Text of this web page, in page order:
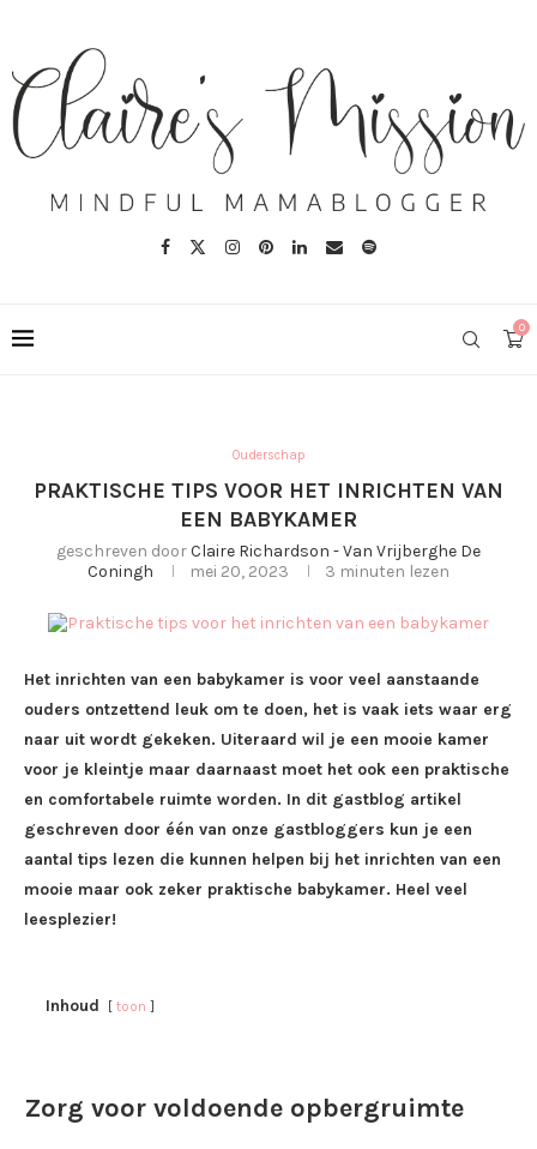
0
Ouderschap
PRAKTISCHE TIPS VOOR HET INRICHTEN VAN
EEN BABYKAMER
geschreven doorClaire Richardson - Van Vrijberghe De
Coningh
mei 20, 2023 3 minuten lezen
Het inrichten van een babykamer is voor veel aanstaande
ouders ontzettend leuk om te doen, het is vaak iets waar erg
naar uit wordt gekeken. Uiteraard wil je een mooie kamer
voor je kleintje maar daarnaast moet het ook een praktische
en comfortabele ruimte worden. In dit gastblog artikel
geschreven door één van onze gastbloggers kun je een
aantal tips lezen die kunnen helpen bij het inrichten van een
mooie maar ook zeker praktische babykamer. Heel veel
leesplezier!
Inhoud toon
Zorg voor voldoende opbergruimte